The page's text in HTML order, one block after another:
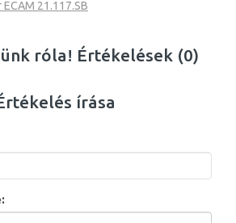
21.117.SB
róla! Értékelések (0)
írása